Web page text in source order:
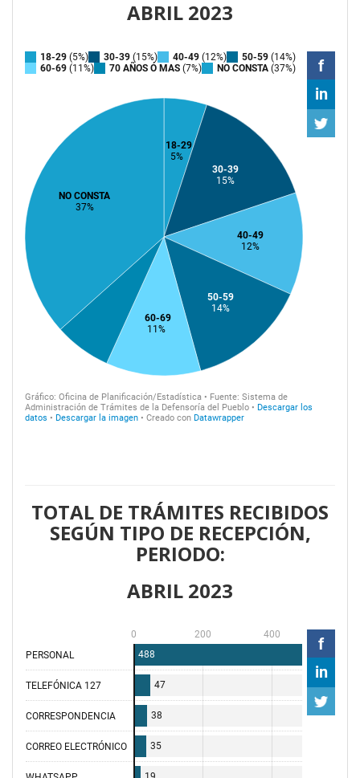
ABRIL 2023
TOTAL DE TRÁMITES RECIBIDOS
SEGÚN TIPO DE RECEPCIÓN,
PERIODO:
ABRIL 2023